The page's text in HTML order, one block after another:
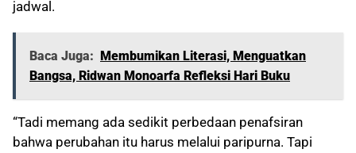
jadwal.
Baca Juga: Membumikan Literasi, Menguatkan
Bangsa, Ridwan Monoarfa Refleksi Hari Buku
“Tadi memang ada sedikit perbedaan penafsiran
bahwa perubahan itu harus melalui paripurna. Tapi